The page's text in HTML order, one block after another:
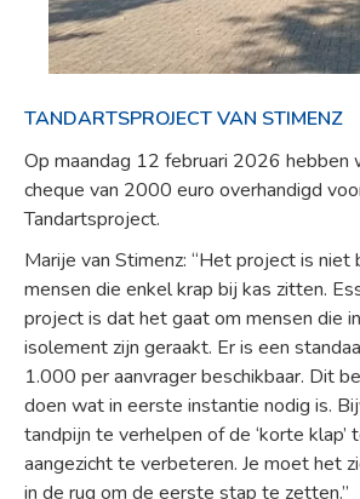
TANDARTSPROJECT VAN STIMENZ
Op maandag 12 februari 2026 hebben
cheque van 2000 euro overhandigd
Tandartsproject.
Marije van Stimenz: “Het project is
mensen die enkel krap bij kas zitten.
project is dat het gaat om mensen die
isolement zijn geraakt. Er is een
1.000 per aanvrager beschikbaar. Dit
doen wat in eerste instantie nodig is.
tandpijn te verhelpen of de ‘korte klap’
aangezicht te verbeteren. Je moet het
in de rug om de eerste stap te zetten.”